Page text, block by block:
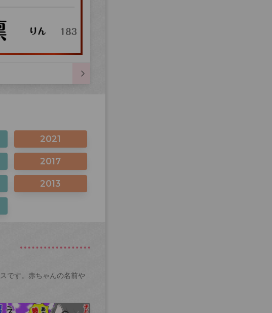
2021
2017
2013
です。赤ちゃんの名前や